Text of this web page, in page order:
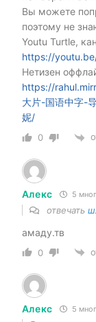
Вы можете
поэтому не
Youtu Turtle,
https://
Нетизен
https://
大片-国语中字-
妮/
0
Алекс 5
отвечать
амаду.тв
0
Алекс 5